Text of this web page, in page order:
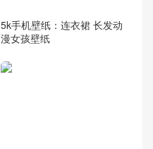
5k手机壁纸：连衣裙 长发动
漫女孩壁纸